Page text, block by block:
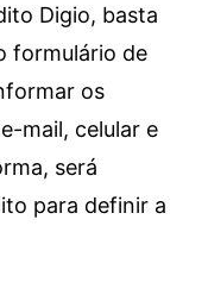
Digio, basta
formulário de
os
mail, celular e
será
para definir a